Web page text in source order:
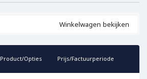
Product/Opties Prijs/Factuurperiode